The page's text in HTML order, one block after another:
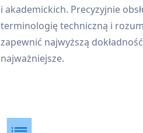
i akademickich. Precyzyjnie
terminologię techniczną i
zapewnić najwyższą
najważniejsze.